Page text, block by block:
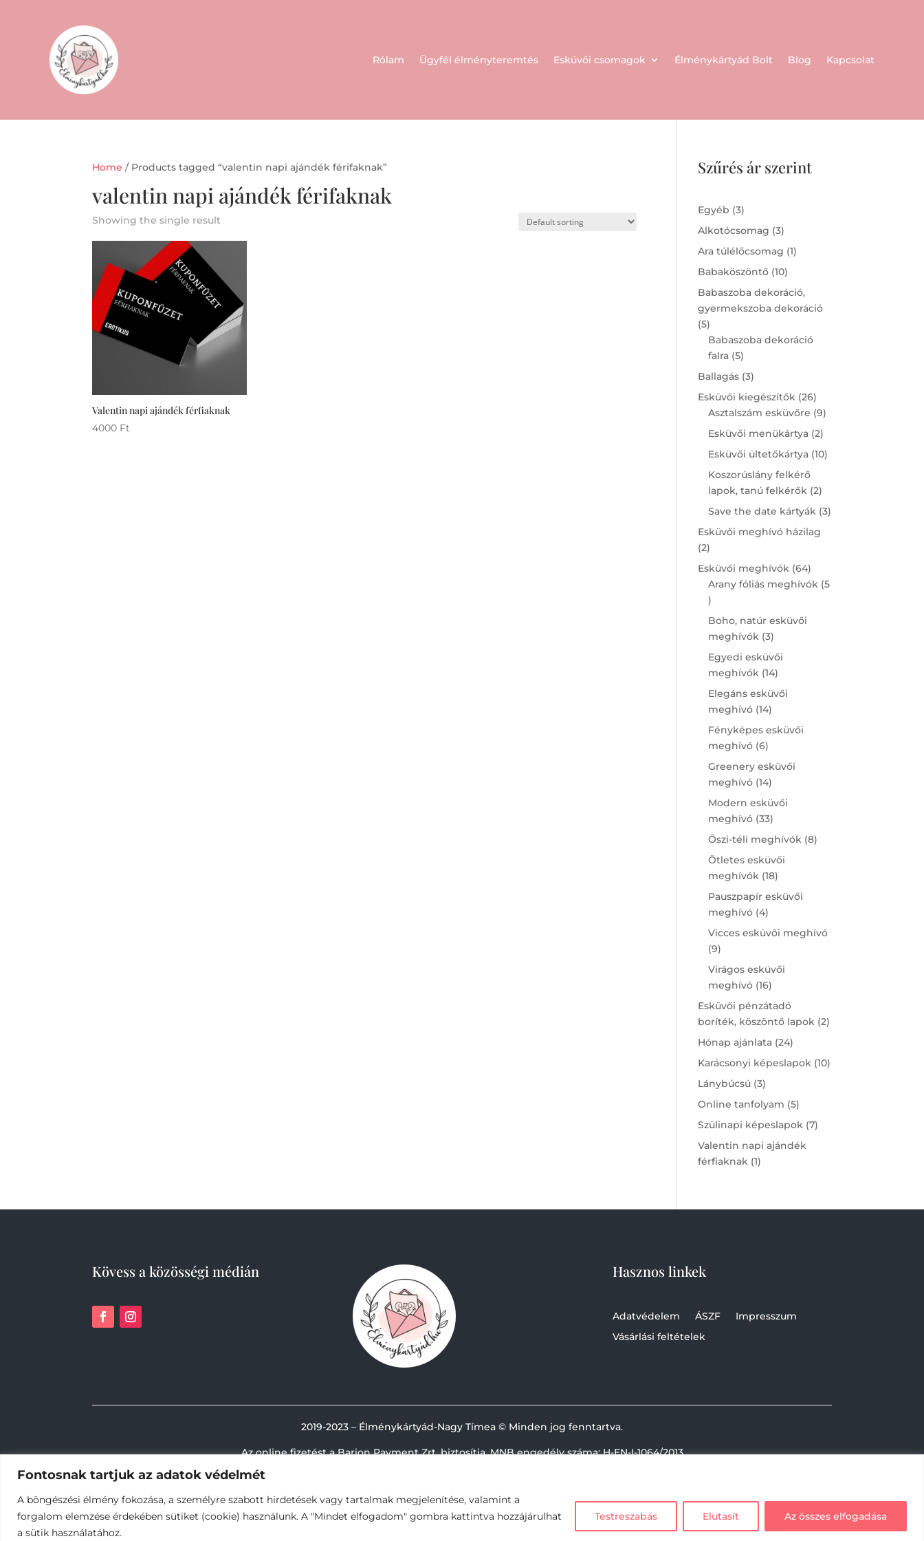
Fontosnak tartjuk az adatok védelmét
A böngészési élmény fokozása, a személyre szabott hirdetések vagy tartalmak megjelenítése, valamint a
forgalom elemzése érdekében sütiket (cookie) használunk. A "Mindet elfogadom" gombra kattintva hozzájárulhat
a sütik használatához.
Testreszabás Elutasít Az összes elfogadása
Rólam Ügyfél élményteremtés Esküvői csomagok Élménykártyád Bolt Blog Kapcsolat
Home / Products tagged “valentin napi ajándék férifaknak”
valentin napi ajándék férifaknak
Showing the single result
Valentin napi ajándék férfiaknak
4000 Ft
Szűrés ár szerint
Egyéb 33
products
Alkotócsomag 33
products
Ara túlélőcsomag 11
Babaköszöntő 1010
products
Babaszoba dekoráció,
gyermekszoba dekoráció
55
products
Babaszoba dekoráció
falra 55
products
Ballagás 33
products
Esküvői kiegészítők 2626
products
Asztalszám esküvőre 99
Esküvői menükártya 22
products
Esküvői ültetőkártya 1010
Koszorúslány felkérő
lapok, tanú felkérők 22
products
Save the date kártyák 33
Esküvői meghívó házilag
22
products
Esküvői meghívók 6464
products
Arany fóliás meghívók 5
5
products
Boho, natúr esküvői
meghívók 33
products
Egyedi esküvői
meghívók 1414
products
Elegáns esküvői
meghívó 1414
products
Fényképes esküvői
meghívó 66
products
Greenery esküvői
meghívó 1414
products
Modern esküvői
meghívó 3333
products
Őszi-téli meghívók 88
Ötletes esküvői
meghívók 1818
products
Pauszpapír esküvői
meghívó 44
products
Vicces esküvői meghívó
99
products
Virágos esküvői
meghívó 1616
products
Esküvői pénzátadó
boríték, köszöntő lapok 22
Hónap ajánlata 2424
products
Karácsonyi képeslapok 1010
Lánybúcsú 33
products
Online tanfolyam 55
products
Szülinapi képeslapok 77
Valentin napi ajándék
férfiaknak 11
Kövess a közösségi médián Hasznos linkek
Adatvédelem ÁSZF
Impresszum
Vásárlási feltételek
2019-2023 – Élménykártyád-Nagy Tímea © Minden jog fenntartva.
Az online fizetést a Barion Payment Zrt. biztosítja, MNB engedély száma: H-EN-I-1064/2013